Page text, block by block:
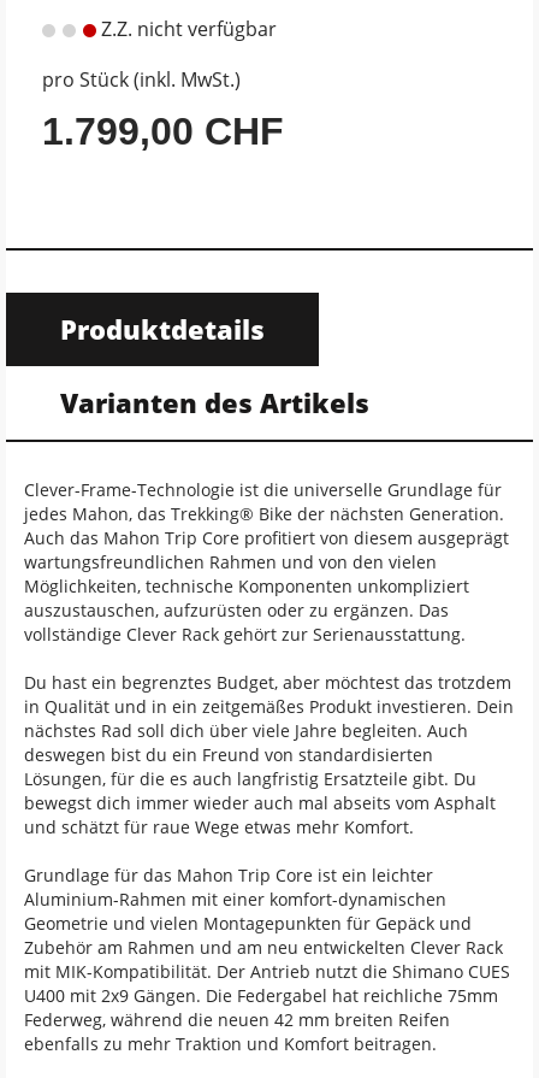
Z.Z. nicht verfügbar
pro Stück (inkl. MwSt.)
1.799,00 CHF
Produktdetails
Varianten des Artikels
Clever-Frame-Technologie ist die universelle Grundlage für
jedes Mahon, das Trekking® Bike der nächsten Generation.
Auch das Mahon Trip Core profitiert von diesem ausgeprägt
wartungsfreundlichen Rahmen und von den vielen
Möglichkeiten, technische Komponenten unkompliziert
auszustauschen, aufzurüsten oder zu ergänzen. Das
vollständige Clever Rack gehört zur Serienausstattung.
Du hast ein begrenztes Budget, aber möchtest das trotzdem
in Qualität und in ein zeitgemäßes Produkt investieren. Dein
nächstes Rad soll dich über viele Jahre begleiten. Auch
deswegen bist du ein Freund von standardisierten
Lösungen, für die es auch langfristig Ersatzteile gibt. Du
bewegst dich immer wieder auch mal abseits vom Asphalt
und schätzt für raue Wege etwas mehr Komfort.
Grundlage für das Mahon Trip Core ist ein leichter
Aluminium-Rahmen mit einer komfort-dynamischen
Geometrie und vielen Montagepunkten für Gepäck und
Zubehör am Rahmen und am neu entwickelten Clever Rack
mit MIK-Kompatibilität. Der Antrieb nutzt die Shimano CUES
U400 mit 2x9 Gängen. Die Federgabel hat reichliche 75mm
Federweg, während die neuen 42 mm breiten Reifen
ebenfalls zu mehr Traktion und Komfort beitragen.